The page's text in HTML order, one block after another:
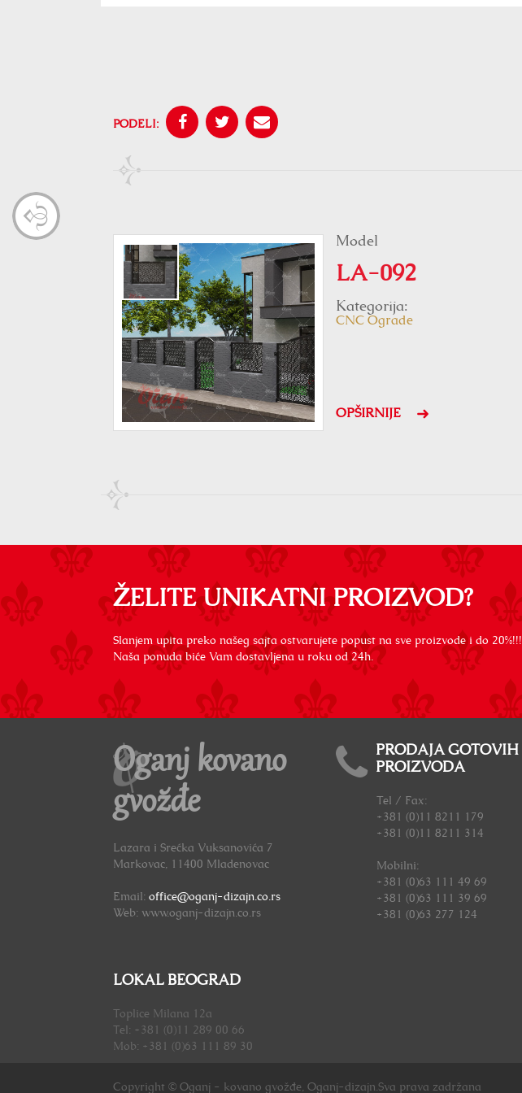
PODELI:
Model
LA-092
Kategorija:
CNC Ograde
OPŠIRNIJE
ŽELITE UNIKATNI PROIZVOD?
Slanjem upita preko našeg sajta ostvarujete popust na sve proizvode i do 20%!!!
Naša ponuda biće Vam dostavljena u roku od 24h.
Oganj kovano
gvožđe
Lazara i Srećka Vuksanovića 7
Markovac, 11400 Mladenovac
Email: office@oganj-dizajn.co.rs
Web: www.oganj-dizajn.co.rs
PRODAJA GOTOVIH
PROIZVODA
Tel / Fax:
+381 (0)11 8211 179
+381 (0)11 8211 314
Mobilni:
+381 (0)63 111 49 69
+381 (0)63 111 39 69
+381 (0)63 277 124
LOKAL BEOGRAD
Toplice Milana 12a
Tel: +381 (0)11 289 00 66
Mob: +381 (0)63 111 89 30
Copyright © Oganj - kovano gvožđe, Oganj-dizajn.Sva prava zadržana